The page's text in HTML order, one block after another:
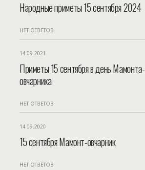
Народные приметы 15 сентября 2024
НЕТ ОТВЕТОВ
14.09.2021
Приметы 15 сентября в день Мамонта-
овчарника
НЕТ ОТВЕТОВ
14.09.2020
15 сентября Мамонт-овчарник
НЕТ ОТВЕТОВ